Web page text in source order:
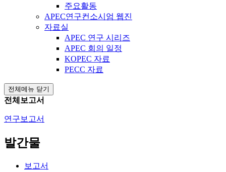
주요활동
APEC연구컨소시엄 웹진
자료실
APEC 연구 시리즈
APEC 회의 일정
KOPEC 자료
PECC 자료
전체메뉴 닫기
전체보고서
연구보고서
발간물
보고서